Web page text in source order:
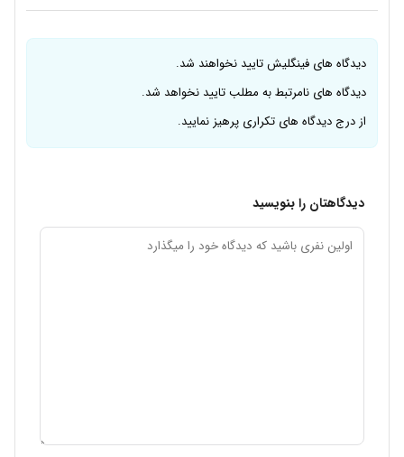
دیدگاه های فینگلیش تایید نخواهند شد.
دیدگاه های نامرتبط به مطلب تایید نخواهد شد.
از درج دیدگاه های تکراری پرهیز نمایید.
دیدگاهتان را بنویسید